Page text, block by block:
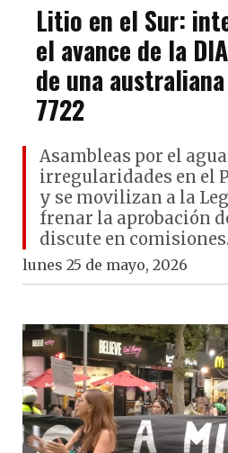
Litio en el Sur:
el avance de la
de una
7722
Asambleas por el
irregularidades en el
y se movilizan a la
frenar la aprobación
discute en comisiones.
lunes 25 de mayo, 2026